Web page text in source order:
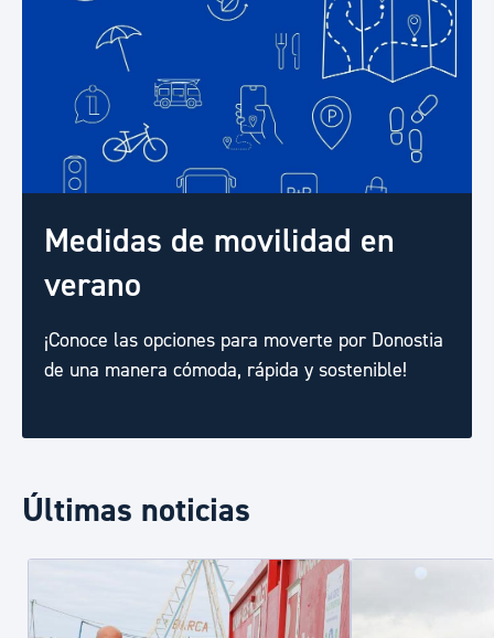
Medidas de movilidad en
verano
¡Conoce las opciones para moverte por Donostia
de una manera cómoda, rápida y sostenible!
Últimas noticias